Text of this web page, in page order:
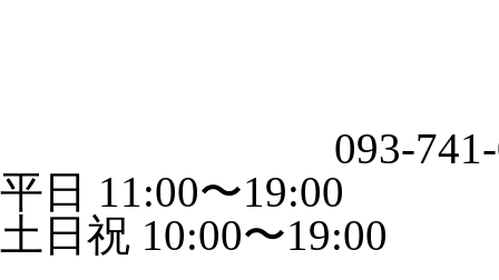
093-
平日 11:00〜19:00
土日祝 10:00〜19:00